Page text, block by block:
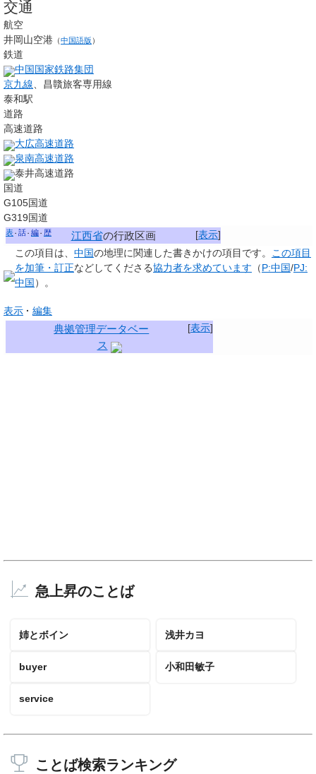
交通
航空
井岡山空港 （中国語版 ）
鉄道
中国国家鉄路集団
京九線、昌贛旅客専用線
泰和駅
道路
高速道路
大広高速道路
泉南高速道路
泰井高速道路
国道
G105国道
G319国道
[表示]
表 話 編 歴 江西省の行政区画
この項目は、 中国の地理に関連した書きかけの項目 です。 この項目
を加筆・訂正などしてくださる協力者を求めています （P:中国/PJ:
中国 ）。
表示
編集
[表示]
典拠管理データベー
ス
急上昇のことば
姉とボイン 浅井カヨ
buyer 小和田敏子
service
ことば検索ランキング